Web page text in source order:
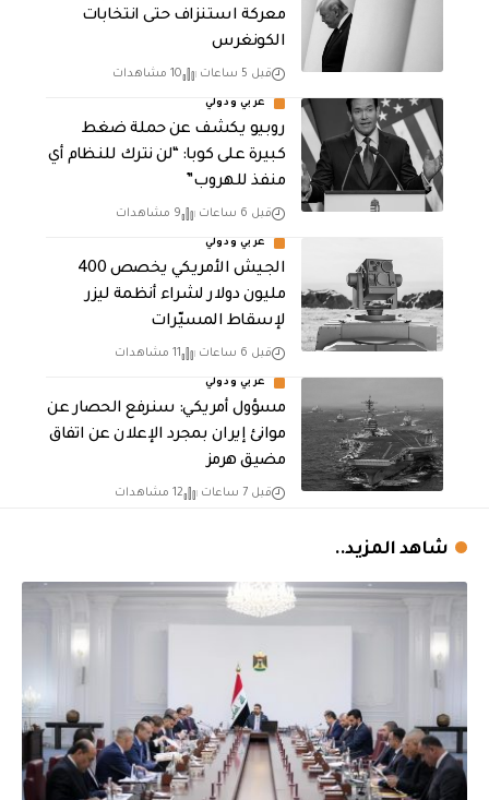
معركة استنزاف حتى انتخابات
الكونغرس
قبل 5 ساعات 10 مشاهدات
عربي ودولي
روبيو يكشف عن حملة ضغط
كبيرة على كوبا: “لن نترك للنظام أي
منفذ للهروب”
قبل 6 ساعات 9 مشاهدات
عربي ودولي
الجيش الأمريكي يخصص 400
مليون دولار لشراء أنظمة ليزر
لإسقاط المسيّرات
قبل 6 ساعات 11 مشاهدات
عربي ودولي
مسؤول أمريكي: سنرفع الحصار عن
موانئ إيران بمجرد الإعلان عن اتفاق
مضيق هرمز
قبل 7 ساعات 12 مشاهدات
شاهد المزيد..